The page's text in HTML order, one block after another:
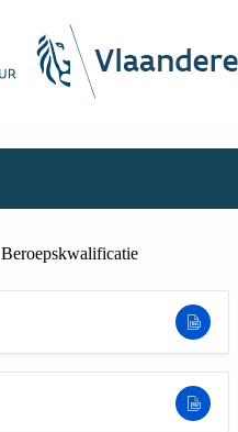
Beroepskwalificatie